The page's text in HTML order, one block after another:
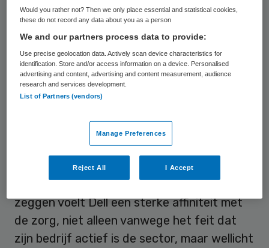
groei van de hoeveelheid digitale informatie.
Niet alleen is steeds meer medische
apparatuur aangesloten op digitale
netwerken, ook worden de kosten voor
digitale informatieverzameling en –
uitwisseling steeds kleiner.
Dat betoogde Michael Dell, oprichter en
CEO van het gelijknamige wereldwijde IT-
concern, tijdens de
openingsspeech van
HIMSS 2016in Las Vegas. Naar eigen
zeggen voelt Dell een sterke affiniteit met
de zorg, niet alleen vanwege het feit dat
zijn bedrijf actief is de sector, maar wellicht
Would you rather not? Then we only place essential and statistical cookies,
these do not record any data about you as a person
We and our partners process data to provide:
Use precise geolocation data. Actively scan device characteristics for
identification. Store and/or access information on a device. Personalised
advertising and content, advertising and content measurement, audience
research and services development.
List of Partners (vendors)
Manage Preferences
Reject All I Accept